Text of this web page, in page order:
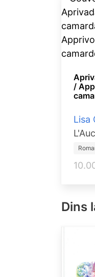
/
Lisa
Dins